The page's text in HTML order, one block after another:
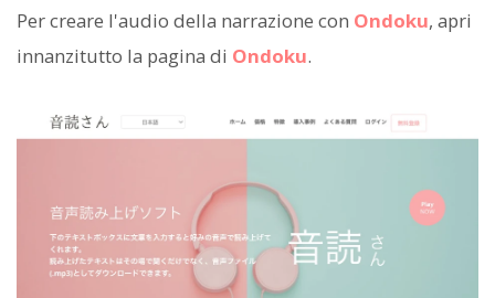
Per creare l'audio della narrazione con Ondoku, apri
innanzitutto la pagina di Ondoku.